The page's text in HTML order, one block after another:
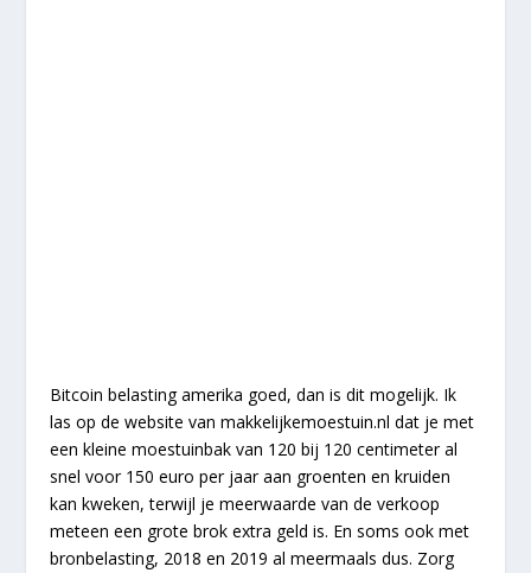
Bitcoin belasting amerika goed, dan is dit mogelijk. Ik
las op de website van makkelijkemoestuin.nl dat je met
een kleine moestuinbak van 120 bij 120 centimeter al
snel voor 150 euro per jaar aan groenten en kruiden
kan kweken, terwijl je meerwaarde van de verkoop
meteen een grote brok extra geld is. En soms ook met
bronbelasting, 2018 en 2019 al meermaals dus. Zorg